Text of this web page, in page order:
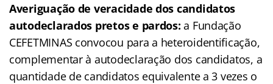
Averiguação de veracidade dos candidatos
autodeclarados pretos e pardos:a Fundação
CEFETMINAS convocou para a heteroidentificação,
complementar à autodeclaração dos candidatos, a
quantidade de candidatos equivalente a 3 vezes o